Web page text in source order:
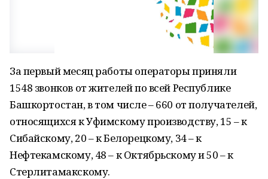
За первый месяц работы операторы приняли
1548 звонков от жителей по всей Республике
Башкортостан, в том числе – 660 от получателей,
относящихся к Уфимскому производству, 15 – к
Сибайскому, 20 – к Белорецкому, 34 – к
Нефтекамскому, 48 – к Октябрьскому и 50 – к
Стерлитамакскому.